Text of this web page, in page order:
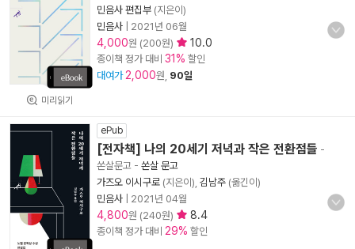
미리읽기
민음사 편집부 (지은이)
민음사
2021년 06월
4,000원 (200원) 10.0
종이책 정가 대비 31% 할인
대여가 2,000원, 90일
ePub
[전자책] 나의 20세기 저녁과 작은 전환점들 -
쏜살문고 - 쏜살 문고
가즈오 이시구로 (지은이), 김남주 (옮긴이)
민음사
2021년 04월
4,800원 (240원) 8.4
종이책 정가 대비 29% 할인